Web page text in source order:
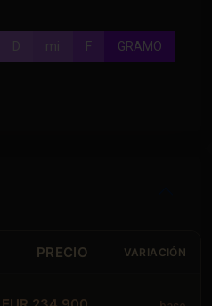
D mi F GRAMO
PRECIO VARIACIÓN